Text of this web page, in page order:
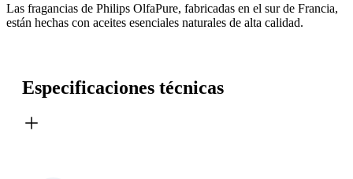
Las fragancias de Philips OlfaPure, fabricadas en el sur de Francia,
están hechas con aceites esenciales naturales de alta calidad.
Especificaciones técnicas